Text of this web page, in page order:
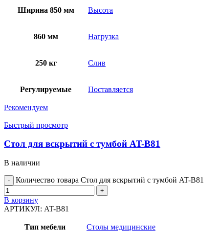
Ширина 850 мм Высота
860 мм Нагрузка
250 кг Слив
Регулируемые Поставляется
Рекомендуем
Быстрый просмотр
Стол для вскрытий с тумбой AT-B81
В наличии
Количество товара Стол для вскрытий с тумбой AT-B81
В корзину
АРТИКУЛ: AT-B81
Тип мебели Столы медицинские